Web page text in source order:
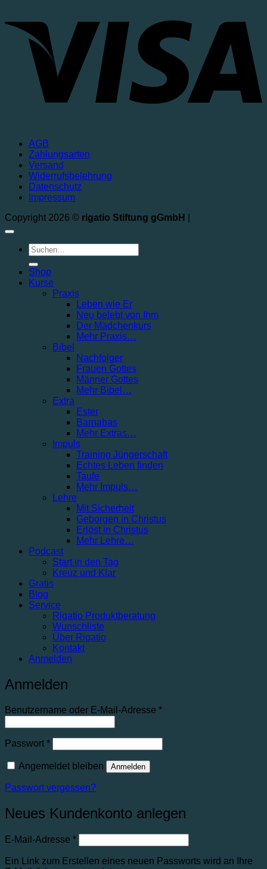
AGB
Zahlungsarten
Versand
Widerrufsbelehrung
Datenschutz
Impressum
Copyright 2026 © rigatio Stiftung gGmbH
Shop
Kurse
Praxis
Leben wie Er
Neu belebt von Ihm
Der Mädchenkurs
Mehr Praxis…
Bibel
Nachfolger
Frauen Gottes
Männer Gottes
Mehr Bibel…
Extra
Ester
Barnabas
Mehr Extras…
Impuls
Training Jüngerschaft
Echtes Leben finden
Taufe
Mehr Impuls…
Lehre
Mit Sicherheit
Geborgen in Christus
Erlöst in Christus
Mehr Lehre…
Podcast
Start in den Tag
Kreuz und Klar
Gratis
Blog
Service
Rigatio Produktberatung
Wunschliste
Über Rigatio
Kontakt
Anmelden
Anmelden
Benutzername oder E-Mail-Adresse *
Passwort *
Angemeldet bleiben Anmelden
Passwort vergessen?
Neues Kundenkonto anlegen
E-Mail-Adresse *
Ein Link zum Erstellen eines neuen Passworts wird an Ihre